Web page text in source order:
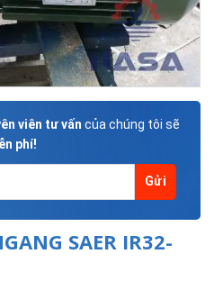
viên tư vấn của chúng tôi sẽ
phí!
SAER IR32-